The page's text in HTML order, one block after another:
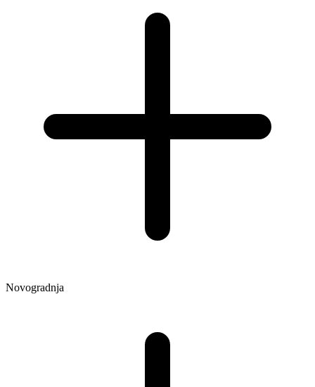
Novogradnja